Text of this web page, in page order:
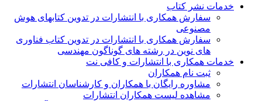
خدمات نشر کتاب
سفارش همکاری با انتشارات در تدوین کتابهای هوش
مصنوعی
سفارش همکاری با انتشارات در تدوین کتاب فناوری
های نوین در رشته های گوناگون مهندسی
خدمات همکاری با انتشارات و کافی نت
ثبت نام همکاران
مشاوره رایگان با همکاران و کارشناسان انتشارات
مشاهده لیست همکاران انتشارات